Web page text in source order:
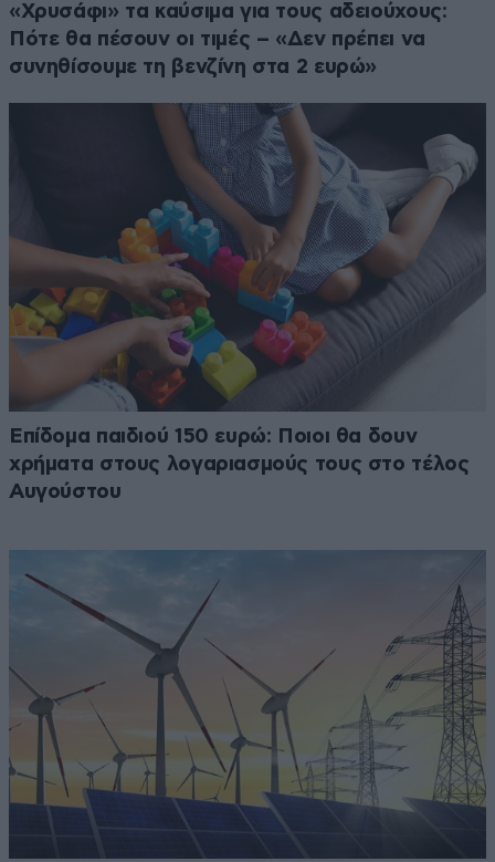
«Χρυσάφι» τα καύσιμα για τους αδειούχους:
Πότε θα πέσουν οι τιμές – «Δεν πρέπει να
συνηθίσουμε τη βενζίνη στα 2 ευρώ»
Επίδομα παιδιού 150 ευρώ: Ποιοι θα δουν
χρήματα στους λογαριασμούς τους στο τέλος
Αυγούστου